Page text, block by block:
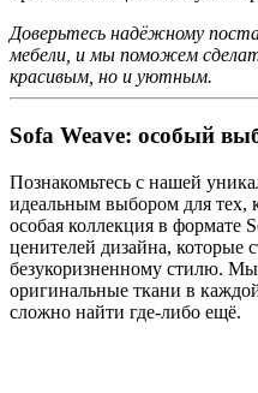
Доверьтесь надёжному
мебели, и мы поможем
красивым, но и уютным.
Sofa Weave: особый
Познакомьтесь с нашей
идеальным выбором для тех,
особая коллекция в формате
ценителей дизайна, которые
безукоризненному стилю.
оригинальные ткани в
сложно найти где-либо ещё.